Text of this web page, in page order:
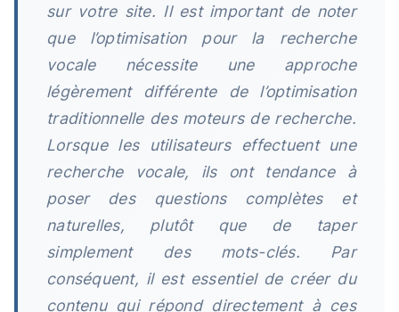
sur votre site. Il est important de noter
que l’optimisation pour la recherche
vocale nécessite une approche
légèrement différente de l’optimisation
traditionnelle des moteurs de recherche.
Lorsque les utilisateurs effectuent une
recherche vocale, ils ont tendance à
poser des questions complètes et
naturelles, plutôt que de taper
simplement des mots-clés. Par
conséquent, il est essentiel de créer du
contenu qui répond directement à ces